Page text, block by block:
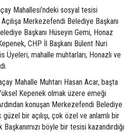
Mahallesi’ndeki sosyal tesisi
Merkezefendi Belediye Başkanı
Başkanı Hüseyin Gemi, Honaz
CHP İl Başkanı Bülent Nuri
Üyeleri, mahalle muhtarları, Honazlı ve
Mahalle Muhtarı Hasan Acar, başta
Kepenek olmak üzere emeği
konuşan Merkezefendi Belediye
güzel bir açılışı, çok özel ve anlamlı bir
böyle bir tesisi kazandırdığı